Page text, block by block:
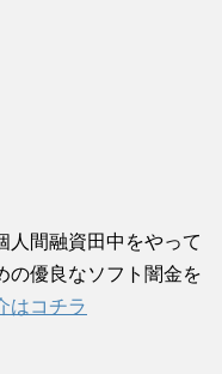
人間融資田中をやって
の優良なソフト闇金を
はコチラ